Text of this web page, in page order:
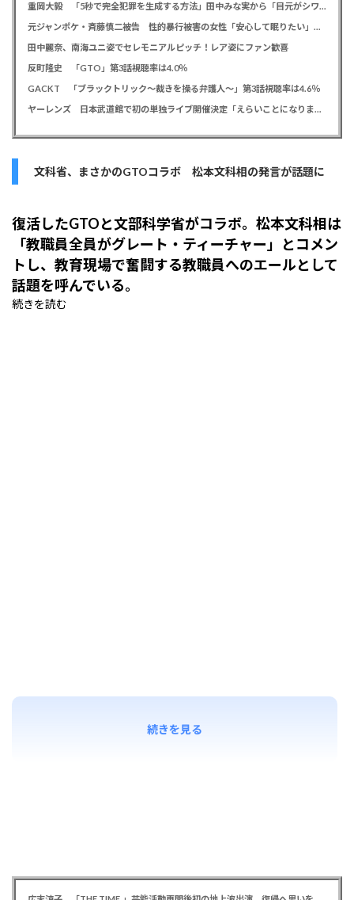
重岡大毅 「5秒で完全犯罪を生成する方法」田中みな実から「目元がシワシワ」とダメ出し連発されたことを暴露
元ジャンポケ・斉藤慎二被告 性的暴行被害の女性「安心して眠りたい」「何も恐れず外を歩きたい」
田中麗奈、南海ユニ姿でセレモニアルピッチ！レア姿にファン歓喜
反町隆史 「GTO」第3話視聴率は4.0％
GACKT 「ブラックトリック～裁きを操る弁護人～」第3話視聴率は4.6％
ヤーレンズ 日本武道館で初の単独ライブ開催決定「えらいことになりました！」
文科省、まさかのGTOコラボ 松本文科相の発言が話題に
復活したGTOと文部科学省がコラボ。松本文科相は
「教職員全員がグレート・ティーチャー」とコメン
トし、教育現場で奮闘する教職員へのエールとして
話題を呼んでいる。
続きを読む
続きを見る